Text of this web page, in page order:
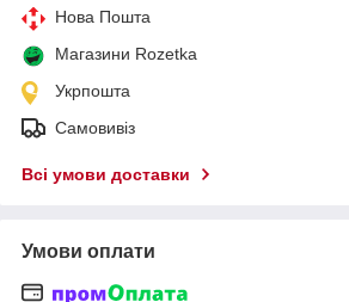
Нова Пошта
Магазини Rozetka
Укрпошта
Самовивіз
Всі умови доставки
Умови оплати